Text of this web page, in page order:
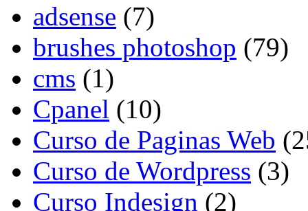
adsense (7)
brushes photoshop (79)
cms (1)
Cpanel (10)
Curso de Paginas Web
Curso de Wordpress (3)
Curso Indesign (2)